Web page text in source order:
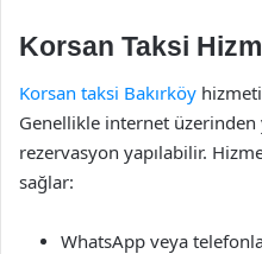
Korsan Taksi
Korsan taksi Bakırköy
Genellikle internet üzerinden
rezervasyon yapılabilir.
sağlar:
WhatsApp veya